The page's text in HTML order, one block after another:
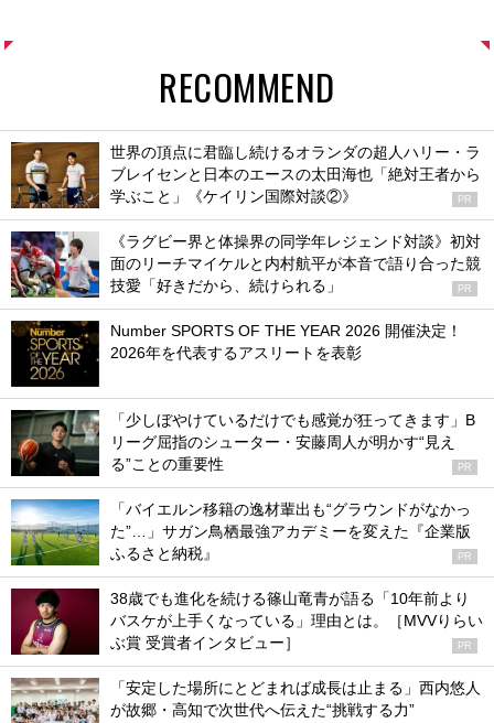
RECOMMEND
世界の頂点に君臨し続けるオランダの超人ハリー・ラ
ブレイセンと日本のエースの太田海也「絶対王者から
学ぶこと」《ケイリン国際対談②》
PR
《ラグビー界と体操界の同学年レジェンド対談》初対
面のリーチマイケルと内村航平が本音で語り合った競
技愛「好きだから、続けられる」
PR
Number SPORTS OF THE YEAR 2026 開催決定！
2026年を代表するアスリートを表彰
「少しぼやけているだけでも感覚が狂ってきます」B
リーグ屈指のシューター・安藤周人が明かす“見え
る”ことの重要性
PR
「バイエルン移籍の逸材輩出も“グラウンドがなかっ
た”…」サガン鳥栖最強アカデミーを変えた『企業版
ふるさと納税』
PR
38歳でも進化を続ける篠山竜青が語る「10年前より
バスケが上手くなっている」理由とは。［MVVりらい
ぶ賞 受賞者インタビュー］
PR
「安定した場所にとどまれば成長は止まる」西内悠人
が故郷・高知で次世代へ伝えた“挑戦する力”